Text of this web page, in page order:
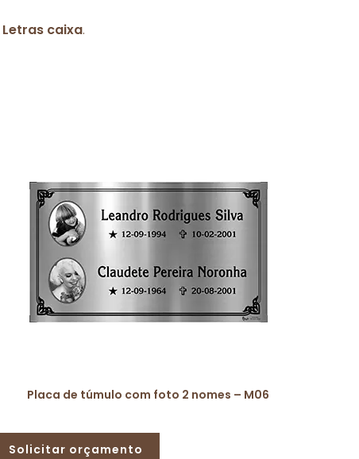
Letras caixa.
Placa de túmulo com foto 2 nomes – M06
Solicitar orçamento